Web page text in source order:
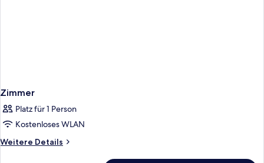
Zimmer
Platz für 1 Person
Kostenloses WLAN
Weitere Details
Weitere